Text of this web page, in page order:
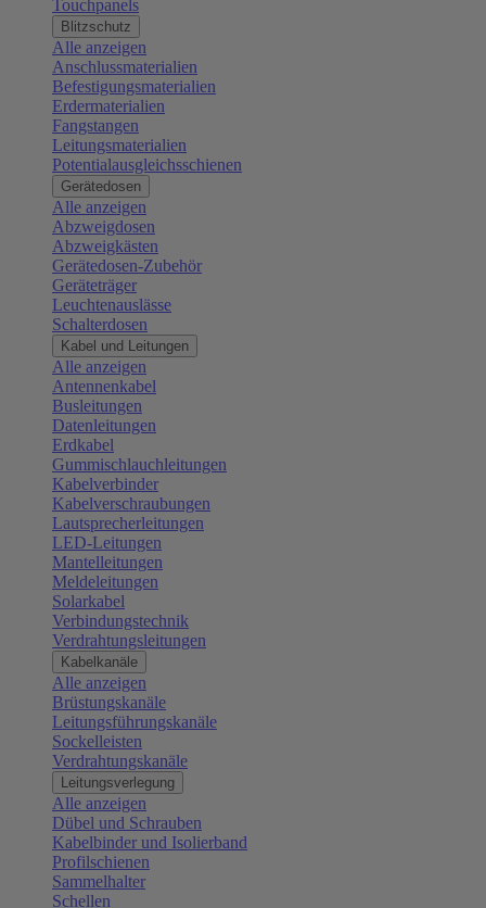
Touchpanels
Blitzschutz
Alle anzeigen
Anschlussmaterialien
Befestigungsmaterialien
Erdermaterialien
Fangstangen
Leitungsmaterialien
Potentialausgleichsschienen
Gerätedosen
Alle anzeigen
Abzweigdosen
Abzweigkästen
Gerätedosen-Zubehör
Geräteträger
Leuchtenauslässe
Schalterdosen
Kabel und Leitungen
Alle anzeigen
Antennenkabel
Busleitungen
Datenleitungen
Erdkabel
Gummischlauchleitungen
Kabelverbinder
Kabelverschraubungen
Lautsprecherleitungen
LED-Leitungen
Mantelleitungen
Meldeleitungen
Solarkabel
Verbindungstechnik
Verdrahtungsleitungen
Kabelkanäle
Alle anzeigen
Brüstungskanäle
Leitungsführungskanäle
Sockelleisten
Verdrahtungskanäle
Leitungsverlegung
Alle anzeigen
Dübel und Schrauben
Kabelbinder und Isolierband
Profilschienen
Sammelhalter
Schellen